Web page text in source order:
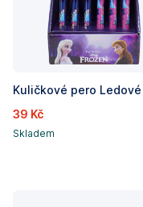
39 Kč
Skladem